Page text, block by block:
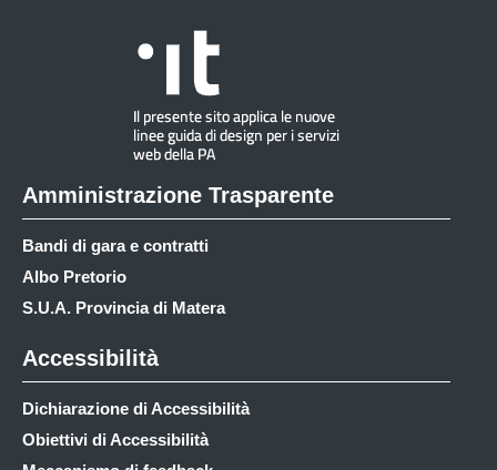
Amministrazione Trasparente
Bandi di gara e contratti
Albo Pretorio
S.U.A. Provincia di Matera
Accessibilità
Dichiarazione di Accessibilità
Obiettivi di Accessibilità